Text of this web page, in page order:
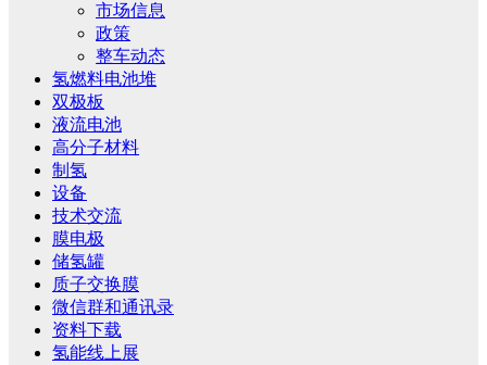
市场信息
政策
整车动态
氢燃料电池堆
双极板
液流电池
高分子材料
制氢
设备
技术交流
膜电极
储氢罐
质子交换膜
微信群和通讯录
资料下载
氢能线上展